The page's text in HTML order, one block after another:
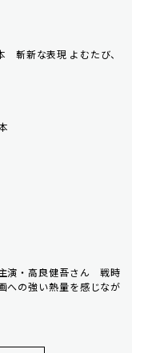
斬新な表現 よむたび、
演・高良健吾さん 戦時
への強い熱量を感じなが